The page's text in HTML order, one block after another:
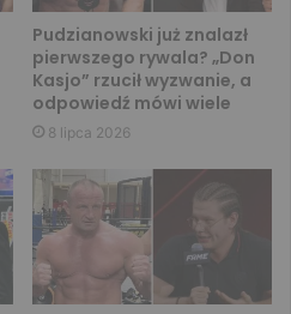
Pudzianowski już znalazł
pierwszego rywala? „Don
Kasjo” rzucił wyzwanie, a
odpowiedź mówi wiele
8 lipca 2026